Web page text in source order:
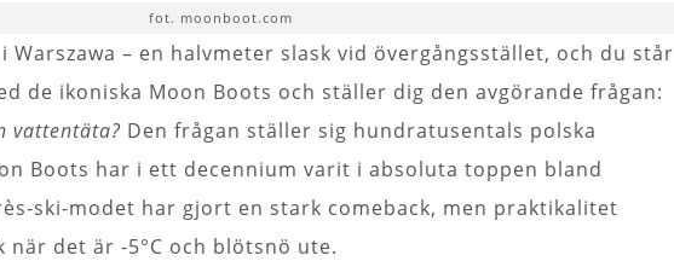
fot. moonboot.com
– en halvmeter slask vid övergångsstället, och du står
de ikoniska Moon Boots och ställer dig den avgörande frågan:
vattentäta? Den frågan ställer sig hundratusentals polska
Boots har i ett decennium varit i absoluta toppen bland
ski-modet har gjort en stark comeback, men praktikalitet
det är -5°C och blötsnö ute.